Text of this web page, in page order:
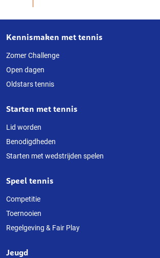
Over
deze
website
Kennismaken met tennis
Zomer Challenge
Open dagen
Oldstars tennis
Starten met tennis
Lid worden
Benodigdheden
Starten met wedstrijden spelen
Speel tennis
Competitie
Toernooien
Regelgeving & Fair Play
Jeugd